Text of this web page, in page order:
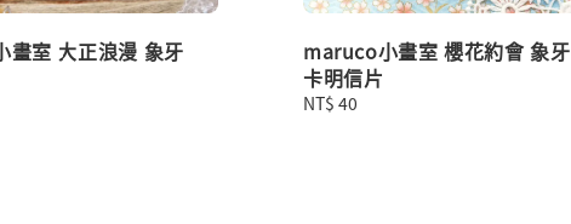
畫室 大正浪漫 象牙
maruco小畫室 櫻花約會 象牙
卡明信片
Regular
NT$ 40